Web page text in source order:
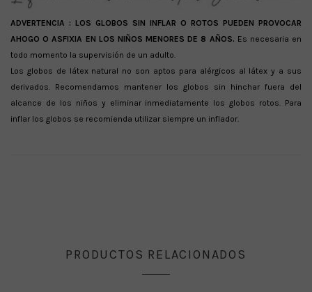
ADVERTENCIA : LOS GLOBOS SIN INFLAR O ROTOS PUEDEN PROVOCAR
AHOGO O ASFIXIA EN LOS NIÑOS MENORES DE 8 AÑOS. Es necesaria en
todo momento la supervisión de un adulto.
Los globos de látex natural no son aptos para alérgicos al látex y a sus
derivados. Recomendamos mantener los globos sin hinchar fuera del
alcance de los niños y eliminar inmediatamente los globos rotos. Para
inflar los globos se recomienda utilizar siempre un inflador.
PRODUCTOS RELACIONADOS